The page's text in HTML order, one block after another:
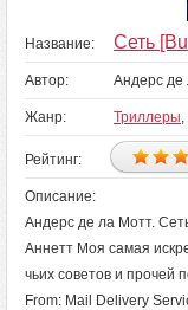
Название: Сеть
Автор: Андерс де
Жанр: Триллеры,
Рейтинг:
Описание:
Андерс де ла Мотт.
Аннетт Моя самая
чьих советов и прочей
From: Mail Delivery